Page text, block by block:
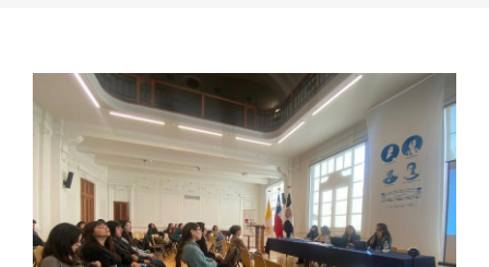
Postgrado
Formación Continua
Estudiantes
Académicos